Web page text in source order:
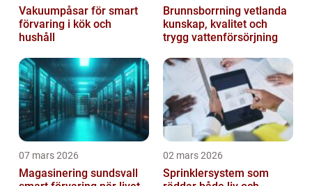
Vakuumpåsar för smart
förvaring i kök och
hushåll
Brunnsborrning vetlanda
kunskap, kvalitet och
trygg vattenförsörjning
07 mars 2026
Magasinering sundsvall
02 mars 2026
Sprinklersystem som